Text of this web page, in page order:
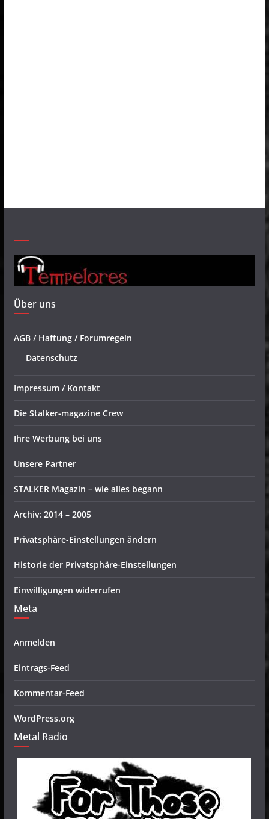
Über uns
AGB / Haftung / Forumregeln
Datenschutz
Impressum / Kontakt
Die Stalker-magazine Crew
Ihre Werbung bei uns
Unsere Partner
STALKER Magazin – wie alles begann
Archiv: 2014 – 2005
Privatsphäre-Einstellungen ändern
Historie der Privatsphäre-Einstellungen
Einwilligungen widerrufen
Meta
Anmelden
Eintrags-Feed
Kommentar-Feed
WordPress.org
Metal Radio